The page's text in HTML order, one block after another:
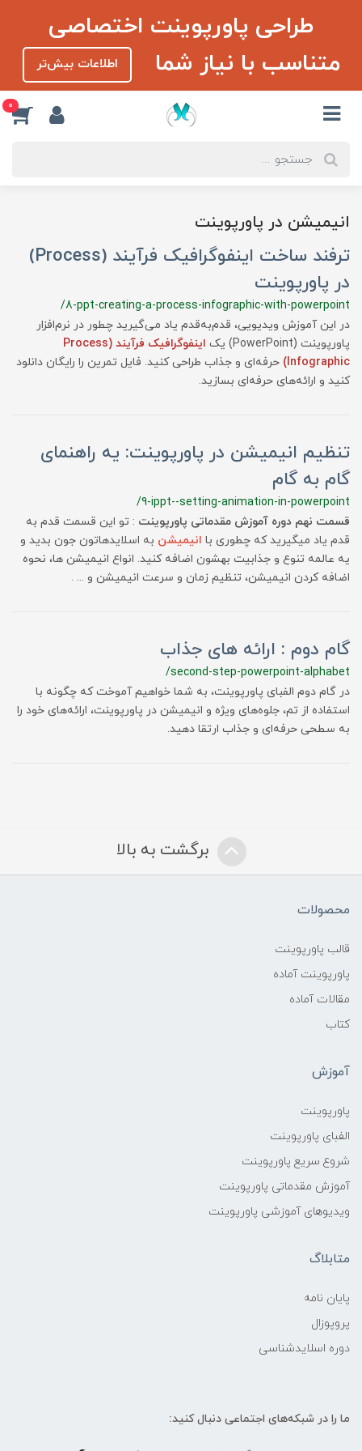
طراحی پاورپوینت اختصاصی
متناسب با نیاز شما
اطلاعات بیش‌تر
0
انیمیشن در پاورپوینت
ترفند ساخت اینفوگرافیک فرآیند (Process)
در پاورپوینت
/8-ppt-creating-a-process-infographic-with-powerpoint
در این آموزش ویدیویی، قدم‌به‌قدم یاد می‌گیرید چطور در نرم‌افزار
پاورپوینت (PowerPoint) یک
اینفوگرافیک فرآیند (Process
Infographic) حرفه‌ای و جذاب طراحی کنید. فایل تمرین را رایگان دانلود
کنید و ارائه‌های حرفه‌ای بسازید.
تنظیم انیمیشن در پاورپوینت: یه راهنمای
گام به گام
/9-ippt--setting-animation-in-powerpoint
قسمت نهم دوره آموزش مقدماتی پاورپوینت : تو این قسمت قدم به
قدم یاد میگیرید که چطوری با انیمیشن به اسلایدهاتون جون بدید و
یه عالمه تنوع و جذابیت بهشون اضافه کنید. انواع انیمیشن ها، نحوه
اضافه کردن انیمیشن، تنظیم زمان و سرعت انیمیشن و ... .
گام دوم : ارائه های جذاب
/second-step-powerpoint-alphabet
در گام دوم الفبای پاورپوینت، به شما خواهیم آموخت که چگونه با
استفاده از تم، جلوه‌های ویژه و انیمیشن در پاورپوینت، ارائه‌های خود را
به سطحی حرفه‌ای و جذاب ارتقا دهید.
برگشت به بالا
محصولات
قالب پاورپوینت
پاورپوینت آماده
مقالات آماده
کتاب
آموزش
پاورپوینت
الفبای پاورپوینت
شروع سریع پاورپوینت
آموزش مقدماتی پاورپوینت
ویدیوهای آموزشی پاورپوینت
متابلاگ
پایان نامه
پروپوزال
دوره اسلایدشناسی
ما را در شبکه‌های اجتماعی دنبال کنید: